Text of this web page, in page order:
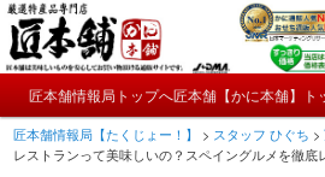
メ
イ
ン
ン
テ
ン
匠本舗情報局【たく
かにやおせちについてのおもしろ情報や興
ン
メ
メ
イ
匠本舗情報局トップへ匠本舗【かに本舗】ト
匠本舗情報局【たくじょー！】 > スタッフ ひぐち >
レストランって美味しいの？スペイングルメを徹底